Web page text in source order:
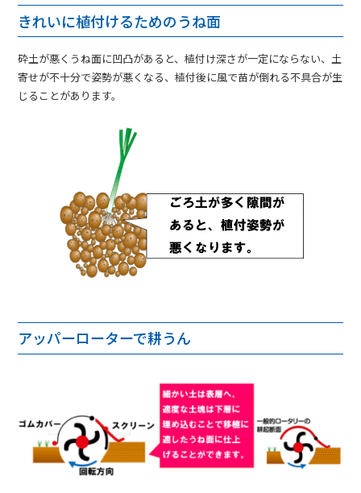
きれいに植付けるためのうね面
砕土が悪くうね面に凹凸があると、植付け深さが一定にならない、土
寄せが不十分で姿勢が悪くなる、植付後に風で苗が倒れる不具合が生
じることがあります。
アッパーローターで耕うん